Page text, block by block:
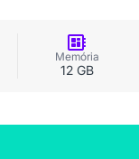
Memória
12 GB